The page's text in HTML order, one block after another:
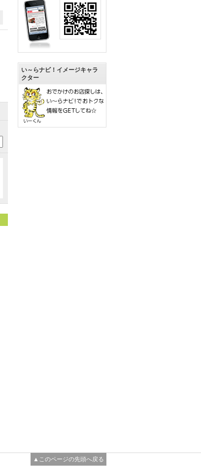
い～らナビ！イメージキャラ
クター
▲このページの先頭へ戻る